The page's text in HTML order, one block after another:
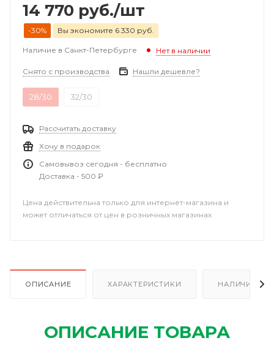
14 770 руб./шт
-30% Вы экономите 6 330 руб.
Наличие в Санкт-Петербурге Нет в наличии
Снято с производства Нашли дешевле?
28/30 32/30
Рассчитать доставку
Хочу в подарок
Самовывоз сегодня - бесплатно
Доставка - 500 ₽
Цена действительна только для интернет-магазина и
может отличаться от цен в розничных магазинах
ОПИСАНИЕ ХАРАКТЕРИСТИКИ НАЛИЧИЕ В
ОПИСАНИЕ ТОВАРА